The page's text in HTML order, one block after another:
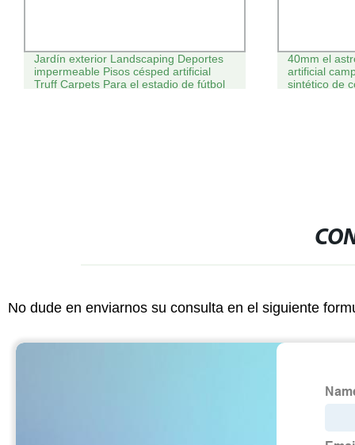
Jardín exterior Landscaping Deportes
impermeable Pisos césped artificial
Truff Carpets Para el estadio de fútbol
40mm el
artificial
sintético de
No dude en enviarnos su consulta en el siguiente